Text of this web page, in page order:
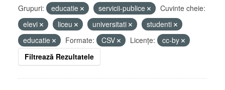
Grupuri: educatie servicii-publice
Cuvinte cheie:
elevi
liceu universitati
studenti
educatie
Formate: CSV Licenţe:
cc-by
Filtrează Rezultatele